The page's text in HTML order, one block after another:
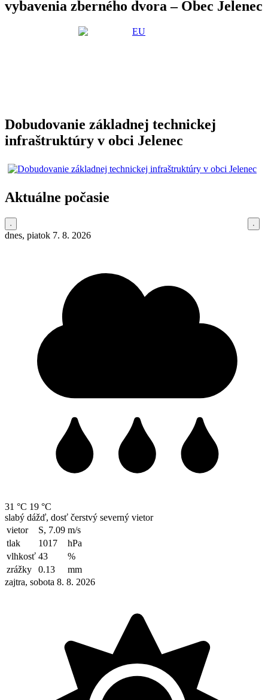
vybavenia zberného dvora – Obec Jelenec
Dobudovanie základnej technickej
infraštruktúry v obci Jelenec
Aktuálne počasie
dnes, piatok 7. 8. 2026
31 °C 19 °C
slabý dážď, dosť čerstvý severný vietor
vietor
S, 7.09 m/s
tlak
1017
hPa
vlhkosť 43
%
zrážky
0.13
mm
zajtra, sobota 8. 8. 2026